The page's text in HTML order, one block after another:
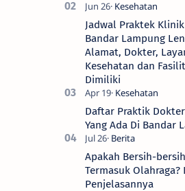
Jadwal Praktek
Bandar Lampung
Alamat, Dokter,
Kesehatan dan
Dimiliki
Daftar Praktik
Yang Ada Di Bandar
Apakah Bersih-
Termasuk Olahraga?
Penjelasannya